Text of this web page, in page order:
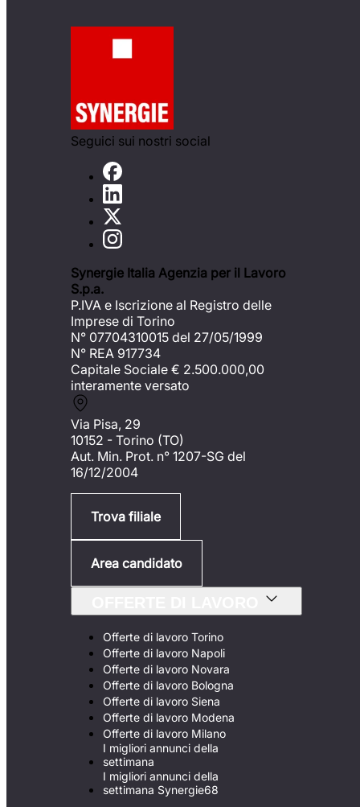
Seguici sui nostri social
Synergie Italia Agenzia per il Lavoro
S.p.a.
P.IVA e Iscrizione al Registro delle
Imprese di Torino
N° 07704310015 del 27/05/1999
N° REA 917734
Capitale Sociale € 2.500.000,00
interamente versato
Via Pisa, 29
10152 - Torino (TO)
Aut. Min. Prot. n° 1207-SG del
16/12/2004
Trova filiale
Area candidato
Offerte di lavoro Torino
Offerte di lavoro Napoli
Offerte di lavoro Novara
Offerte di lavoro Bologna
Offerte di lavoro Siena
Offerte di lavoro Modena
Offerte di lavoro Milano
I migliori annunci della
settimana
I migliori annunci della
settimana Synergie68